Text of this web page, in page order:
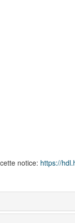
notice: https://